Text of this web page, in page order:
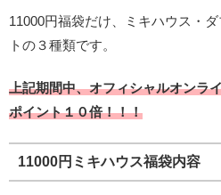
11000円福袋だけ、ミキハウス・
トの３種類です。
上記期間中、オフィシャルオンラ
ポイント１０倍！！！
11000円ミキハウス福袋内容